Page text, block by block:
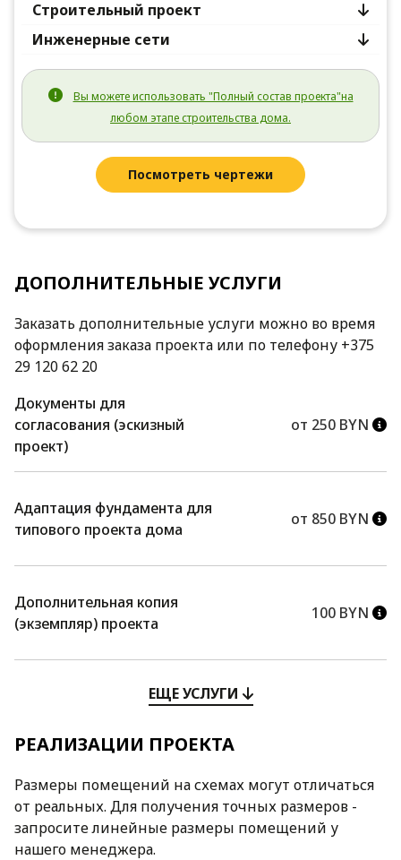
Строительный проект
Инженерные сети
Вы можете использовать "Полный состав проекта"на
любом этапе строительства дома.
Посмотреть чертежи
ДОПОЛНИТЕЛЬНЫЕ УСЛУГИ
Заказать дополнительные услуги можно во время
оформления заказа проекта или по телефону +375
29 120 62 20
Документы для
согласования (эскизный
проект)
от 250 BYN
Адаптация фундамента для
типового проекта дома
от 850 BYN
Дополнительная копия
(экземпляр) проекта
100 BYN
ЕЩЕ УСЛУГИ
РЕАЛИЗАЦИИ ПРОЕКТА
Размеры помещений на схемах могут отличаться
от реальных. Для получения точных размеров -
запросите линейные размеры помещений у
нашего менеджера.